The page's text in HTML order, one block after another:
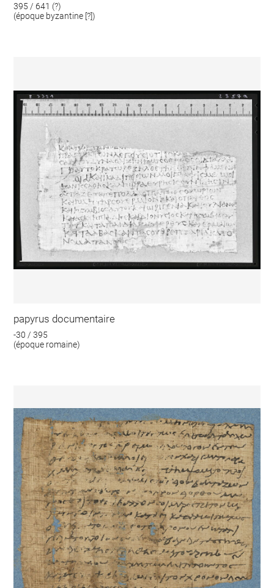
395 / 641 (?)
(époque byzantine [?])
papyrus documentaire
-30 / 395
(époque romaine)